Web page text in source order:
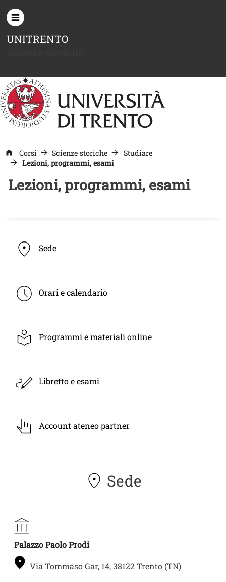
UNITRENTO
Corsi Scienze storiche
Studiare
Lezioni, programmi, esami
Lezioni, programmi, esami
Sede
Orari e calendario
Programmi e materiali online
Libretto e esami
Account ateneo partner
Sede
Palazzo Paolo Prodi
Via Tommaso Gar, 14, 38122 Trento (TN)